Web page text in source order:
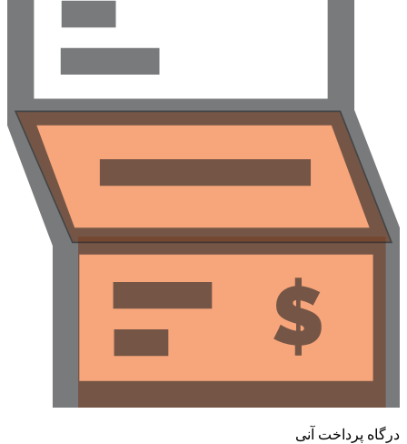
درگاه پرداخت آنی